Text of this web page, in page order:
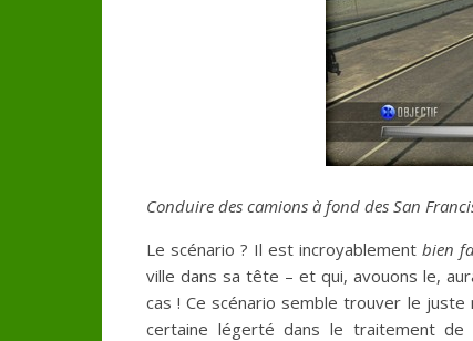
Conduire des camions à fond des San
Le scénario ? Il est incroyablement bien
ville dans sa tête – et qui, avouons le,
cas ! Ce scénario semble trouver le
certaine légerté dans le traitement